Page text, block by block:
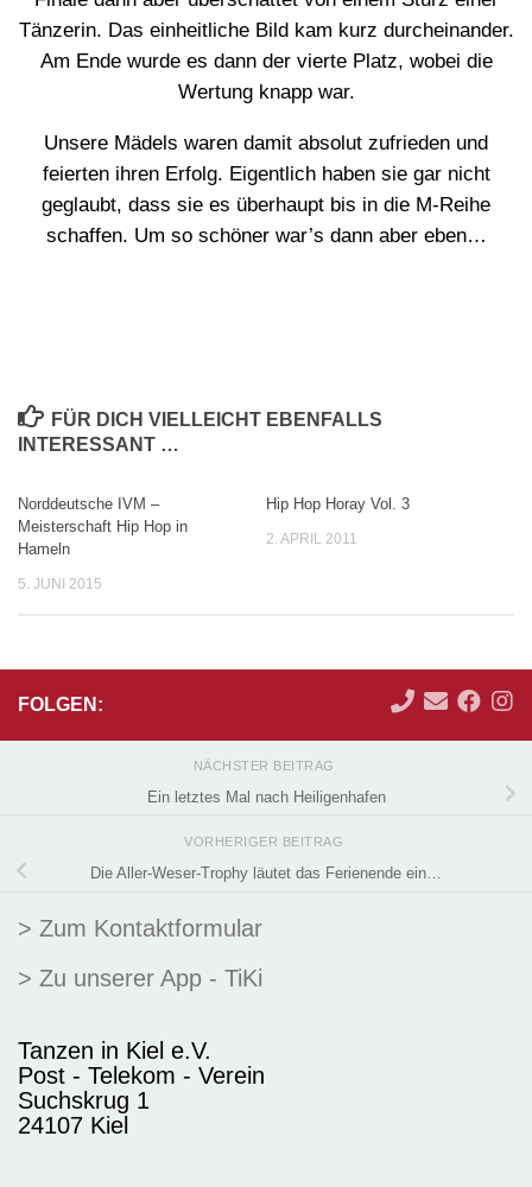
Tänzerin. Das einheitliche Bild kam kurz durcheinander.
Am Ende wurde es dann der vierte Platz, wobei die
Wertung knapp war.
Unsere Mädels waren damit absolut zufrieden und
feierten ihren Erfolg. Eigentlich haben sie gar nicht
geglaubt, dass sie es überhaupt bis in die M-Reihe
schaffen. Um so schöner war’s dann aber eben…
FÜR DICH VIELLEICHT EBENFALLS
INTERESSANT …
Norddeutsche IVM –
Meisterschaft Hip Hop in
Hameln
5. JUNI 2015
Hip Hop Horay Vol. 3
2. APRIL 2011
FOLGEN:
NÄCHSTER BEITRAG
Ein letztes Mal nach Heiligenhafen
VORHERIGER BEITRAG
Die Aller-Weser-Trophy läutet das Ferienende ein…
> Zum Kontaktformular
> Zu unserer App - TiKi
Tanzen in Kiel e.V.
Post - Telekom - Verein
Suchskrug 1
24107 Kiel